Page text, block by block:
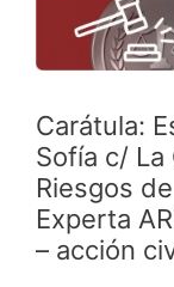
Carátula:
Sofía c/ La
Riesgos
Experta
– acción